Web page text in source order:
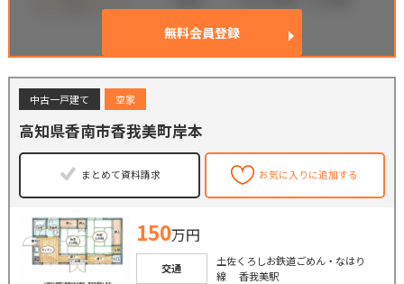
無料会員登録
中古一戸建て 空家
高知県香南市香我美町岸本
まとめて資料請求 お気に入りに追加する
150万円
交通
土佐くろしお鉄道ごめん・なはり
線 香我美駅